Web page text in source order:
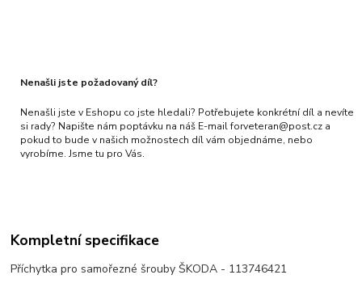
Nenašli jste požadovaný díl?
Nenašli jste v Eshopu co jste hledali? Potřebujete konkrétní díl a nevíte
si rady? Napište nám poptávku na náš E-mail forveteran@post.cz a
pokud to bude v našich možnostech díl vám objednáme, nebo
vyrobíme. Jsme tu pro Vás.
Kompletní specifikace
Příchytka pro samořezné šrouby ŠKODA - 113746421